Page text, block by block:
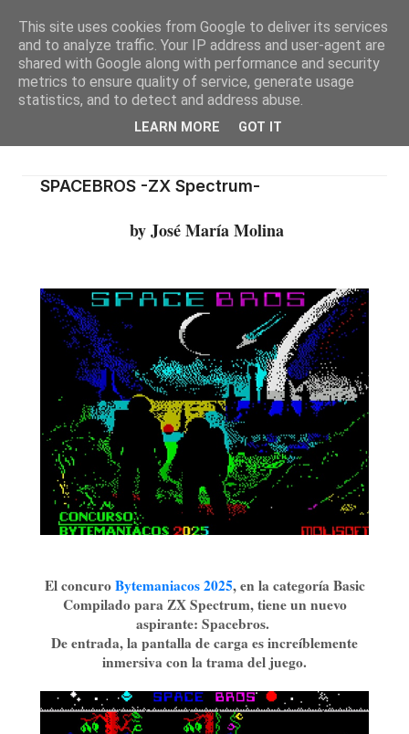
SPACEBROS -ZX Spectrum-
by José María Molina
El concuroBytemaniacos 2025, en la categoría Basic
Compilado para ZX Spectrum, tiene un nuevo
aspirante: Spacebros.
De entrada, la pantalla de carga es increíblemente
inmersiva con la trama del juego.
This site uses cookies from Google to deliver its services
and to analyze traffic. Your IP address and user-agent are
shared with Google along with performance and security
metrics to ensure quality of service, generate usage
statistics, and to detect and address abuse.
LEARN MORE GOT IT